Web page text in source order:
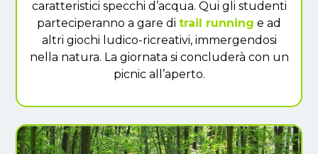
caratteristici specchi d’acqua. Qui gli studenti
parteciperanno a gare di trail running e ad
altri giochi ludico-ricreativi, immergendosi
nella natura. La giornata si concluderà con un
picnic all’aperto.